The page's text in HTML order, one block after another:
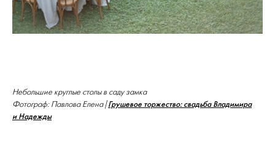
Небольшие круглые столы в саду замка
Фотограф: Павлова Елена |Грушевое торжество: свадьба Владимира
и Надежды